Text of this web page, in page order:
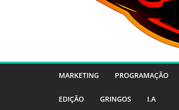
MARKETING PROGRAMAÇÃO
EDIÇÃO GRINGOS I.A